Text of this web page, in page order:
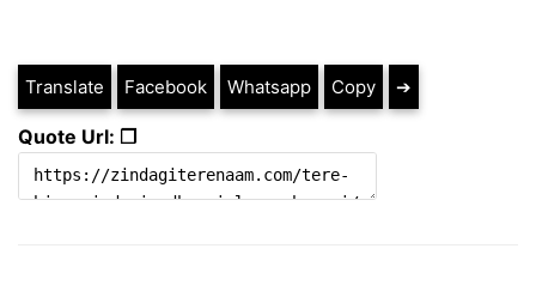
Translate Facebook Whatsapp Copy ➔
Quote Url: ❐